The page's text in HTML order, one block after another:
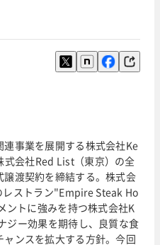
事業を展開する株式会社Ke
会社Red List（東京）の全
渡契約を締結する。株式会
ストラン"Empire Steak Ho
トに強みを持つ株式会社K
ジー効果を期待し、良質な食
ンスを拡大する方針。今回